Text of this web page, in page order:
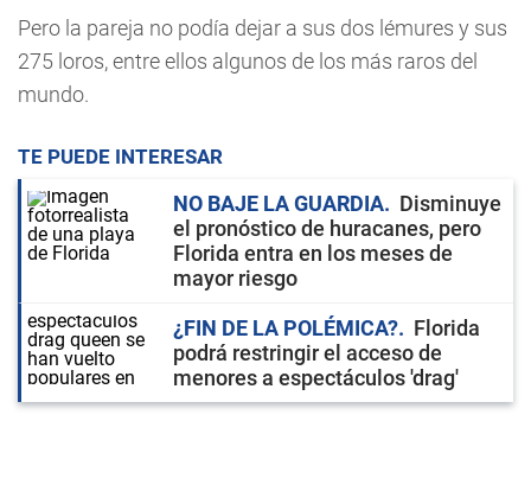
Pero la pareja no podía dejar a sus dos lémures y sus
275 loros, entre ellos algunos de los más raros del
mundo.
TE PUEDE INTERESAR
NO BAJE LA GUARDIA
Disminuye
el pronóstico de huracanes, pero
Florida entra en los meses de
mayor riesgo
¿FIN DE LA POLÉMICA?
Florida
podrá restringir el acceso de
menores a espectáculos 'drag'